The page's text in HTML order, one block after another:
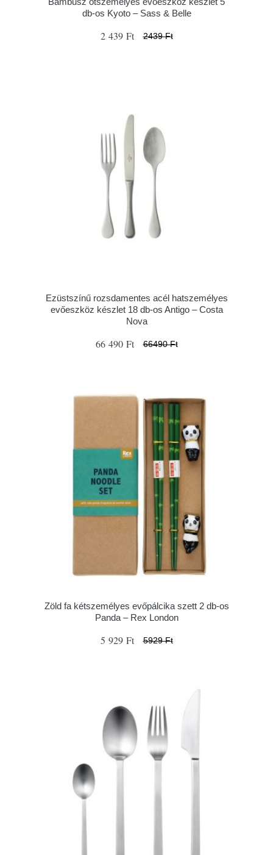
db-os Kyoto – Sass & Belle
2 439 Ft 2439 Ft
Ezüstszínű rozsdamentes acél hatszemélyes
evőeszköz készlet 18 db-os Antigo – Costa
Nova
66 490 Ft 66490 Ft
Zöld fa kétszemélyes evőpálcika szett 2 db-os
Panda – Rex London
5 929 Ft 5929 Ft